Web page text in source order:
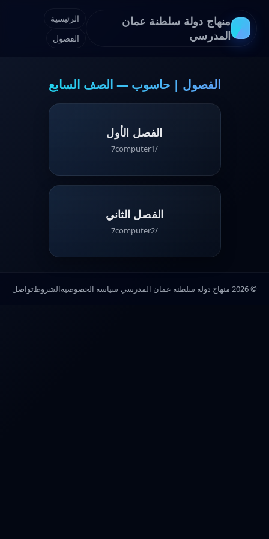
منهاج دولة سلطنة عمان
المدرسي
الرئيسية
الفصول
الفصول | حاسوب — الصف السابع
الفصل الأول
/7computer1
الفصل الثاني
/7computer2
© 2026 منهاج دولة سلطنة عمان المدرسي سياسة الخصوصيةالشروطتواصل